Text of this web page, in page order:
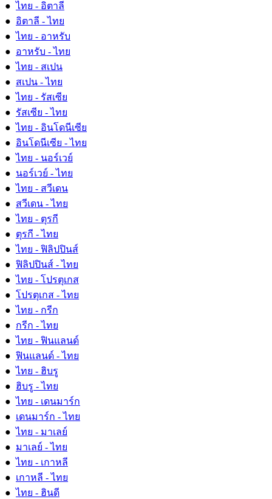
●ไทย - อิตาลี
● อิตาลี - ไทย
●ไทย - อาหรับ
● อาหรับ - ไทย
●ไทย - สเปน
● สเปน - ไทย
●ไทย - รัสเซีย
● รัสเซีย - ไทย
●ไทย - อินโดนีเซีย
● อินโดนีเซีย - ไทย
●ไทย - นอร์เวย์
● นอร์เวย์ - ไทย
●ไทย - สวีเดน
● สวีเดน - ไทย
●ไทย - ตุรกี
● ตุรกี - ไทย
●ไทย - ฟิลิปปินส์
● ฟิลิปปินส์ - ไทย
●ไทย - โปรตุเกส
● โปรตุเกส - ไทย
●ไทย - กรีก
● กรีก - ไทย
●ไทย - ฟินแลนด์
● ฟินแลนด์ - ไทย
●ไทย - ฮิบรู
● ฮิบรู - ไทย
●ไทย - เดนมาร์ก
● เดนมาร์ก - ไทย
●ไทย - มาเลย์
● มาเลย์ - ไทย
●ไทย - เกาหลี
● เกาหลี - ไทย
●ไทย - ฮินดี